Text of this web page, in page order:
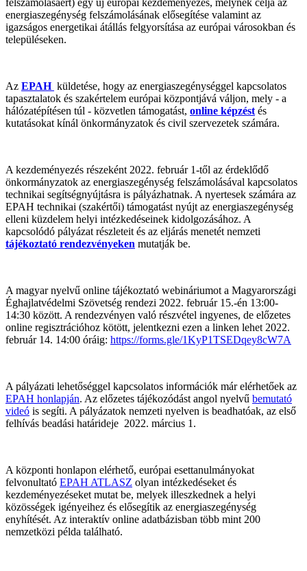
felszámolásáért) egy új európai kezdeményezés, melynek célja az
energiaszegénység felszámolásának elősegítése valamint az
igazságos energetikai átállás felgyorsítása az európai városokban és
településeken.
Az EPAH küldetése, hogy az energiaszegénységgel kapcsolatos
tapasztalatok és szakértelem európai központjává váljon, mely - a
hálózatépítésen túl - közvetlen támogatást, online képzést és
kutatásokat kínál önkormányzatok és civil szervezetek számára.
A kezdeményezés részeként 2022. február 1-től az érdeklődő
önkormányzatok az energiaszegénység felszámolásával kapcsolatos
technikai segítségnyújtásra is pályázhatnak. A nyertesek számára az
EPAH technikai (szakértői) támogatást nyújt az energiaszegénység
elleni küzdelem helyi intézkedéseinek kidolgozásához. A
kapcsolódó pályázat részleteit és az eljárás menetét nemzeti
tájékoztató rendezvényeken mutatják be.
A magyar nyelvű online tájékoztató webináriumot a Magyarországi
Éghajlatvédelmi Szövetség rendezi 2022. február 15.-én 13:00-
14:30 között. A rendezvényen való részvétel ingyenes, de előzetes
online regisztrációhoz kötött, jelentkezni ezen a linken lehet 2022.
február 14. 14:00 óráig: https://forms.gle/1KyP1TSEDqey8cW7A
A pályázati lehetőséggel kapcsolatos információk már elérhetőek az
EPAH honlapján. Az előzetes tájékozódást angol nyelvű bemutató
videó is segíti. A pályázatok nemzeti nyelven is beadhatóak, az első
felhívás beadási határideje 2022. március 1.
A központi honlapon elérhető, európai esettanulmányokat
felvonultató EPAH ATLASZ olyan intézkedéseket és
kezdeményezéseket mutat be, melyek illeszkednek a helyi
közösségek igényeihez és elősegítik az energiaszegénység
enyhítését. Az interaktív online adatbázisban több mint 200
nemzetközi példa található.